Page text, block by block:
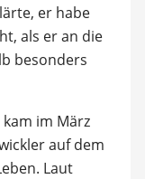
er habe
als er an die
besonders
im März
auf dem
Laut